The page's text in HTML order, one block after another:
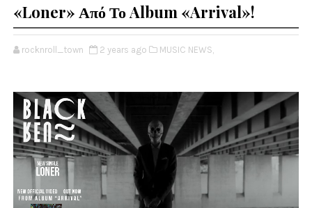
«Loner» Από Το Album «Arrival»!
rocknroll_town 2 years ago MUSIC NEWS,